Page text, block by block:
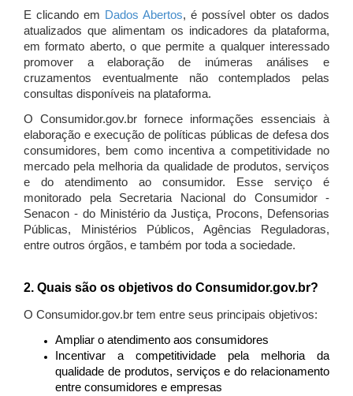
E clicando em Dados Abertos, é possível obter os dados
atualizados que alimentam os indicadores da plataforma,
em formato aberto, o que permite a qualquer interessado
promover a elaboração de inúmeras análises e
cruzamentos eventualmente não contemplados pelas
consultas disponíveis na plataforma.
O Consumidor.gov.br fornece informações essenciais à
elaboração e execução de políticas públicas de defesa dos
consumidores, bem como incentiva a competitividade no
mercado pela melhoria da qualidade de produtos, serviços
e do atendimento ao consumidor. Esse serviço é
monitorado pela Secretaria Nacional do Consumidor -
Senacon - do Ministério da Justiça, Procons, Defensorias
Públicas, Ministérios Públicos, Agências Reguladoras,
entre outros órgãos, e também por toda a sociedade.
2. Quais são os objetivos do Consumidor.gov.br?
O Consumidor.gov.br tem entre seus principais objetivos:
Ampliar o atendimento aos consumidores
Incentivar a competitividade pela melhoria da
qualidade de produtos, serviços e do relacionamento
entre consumidores e empresas